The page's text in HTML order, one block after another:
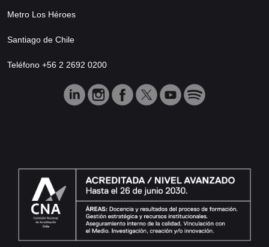
Metro Los Héroes
Santiago de Chile
Teléfono +56 2 2692 0200